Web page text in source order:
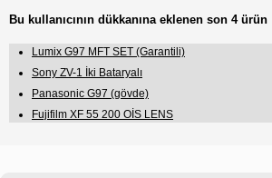
Bu kullanıcının dükkanına eklenen son 4 ürün
Lumix G97 MFT SET (Garantili)
Sony ZV-1 İki Bataryalı
Panasonic G97 (gövde)
Fujifilm XF 55 200 OİS LENS